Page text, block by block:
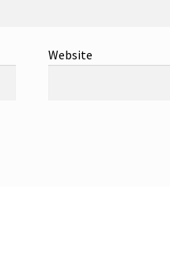
Website